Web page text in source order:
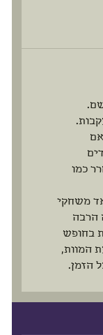
כמו
משחקי
הרבה
בחופש
המוות,
הזמן.